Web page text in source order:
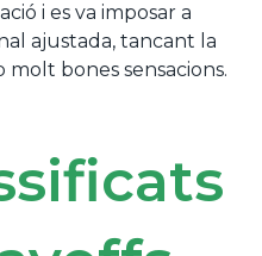
i es va imposar a
ajustada, tancant la
bones sensacions.